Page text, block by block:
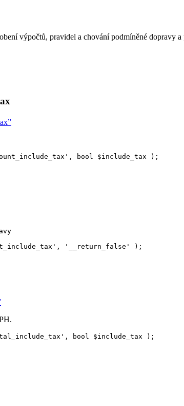
výpočtů, pravidel a chování podmíněné dopravy a
' , bool $include_tax );
' , ' __return_false ' );
' , bool $include_tax );